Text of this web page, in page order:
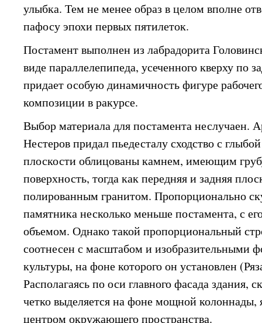
улыбка. Тем не менее образ в целом вполне
пафосу эпохи первых пятилеток.
Постамент выполнен из лабрадорита
виде параллелепипеда, усеченного кверху по
придает особую динамичность фигуре
композиции в ракурсе.
Выбор материала для постамента неслучаен.
Нестеров придал пьедесталу сходство с
плоскости облицованы камнем, имеющим
поверхность, тогда как передняя и задняя
полированным гранитом. Пропорционально
памятника несколько меньше постамента, с
объемом. Однако такой пропорциональный
соотнесен с масштабом и изобразительными
культуры, на фоне которого он установлен
Располагаясь по оси главного фасада здания,
четко выделяется на фоне мощной
центром окружающего пространства.